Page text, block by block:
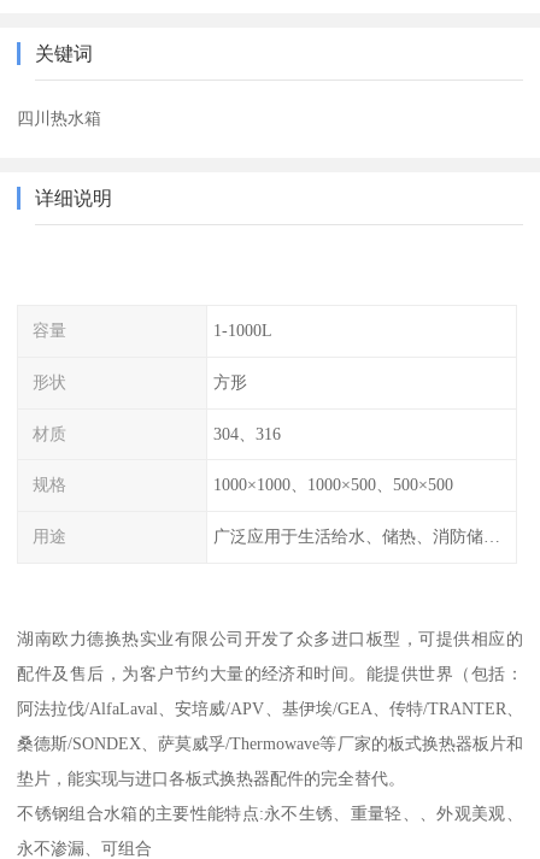
关键词
四川热水箱
详细说明
容量 1-1000L
形状 方形
材质 304、316
规格 1000×1000、1000×500、500×500
用途 广泛应用于生活给水、储热、消防储水、工业储水、膨胀水箱等系统。
湖南欧力德换热实业有限公司开发了众多进口板型，可提供相应的
配件及售后，为客户节约大量的经济和时间。能提供世界（包括：
阿法拉伐/AlfaLaval、安培威/APV、基伊埃/GEA、传特/TRANTER、
桑德斯/SONDEX、萨莫威孚/Thermowave等厂家的板式换热器板片和
垫片，能实现与进口各板式换热器配件的完全替代。
不锈钢组合水箱的主要性能特点:永不生锈、重量轻、、外观美观、
永不渗漏、可组合